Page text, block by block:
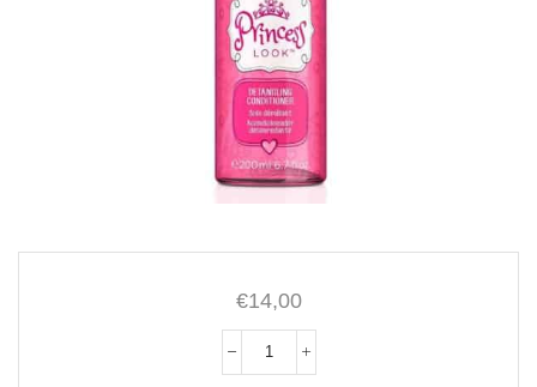
€14,00
Rev